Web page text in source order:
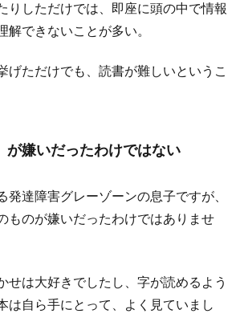
りしただけでは、即座に頭の中で情報
解できないことが多い。
げただけでも、読書が難しいというこ
が嫌いだったわけではない
発達障害グレーゾーンの息子ですが、
ものが嫌いだったわけではありませ
せは大好きでしたし、字が読めるよう
は自ら手にとって、よく見ていまし